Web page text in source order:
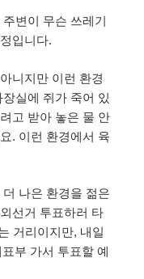
변이 무슨 쓰레기
입니다.
니지만 이런 환경
실에 쥐가 죽어 있
고 받아 놓은 물 안
. 이런 환경에서 육
나은 환경을 젊은
선거 투표하러 타
거리이지만, 내일
부 가서 투표할 예